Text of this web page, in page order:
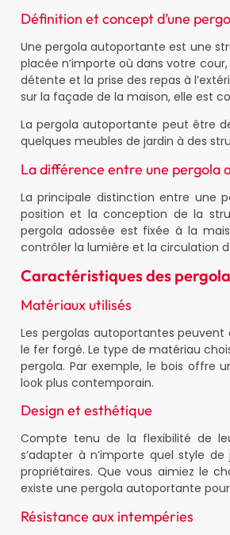
Définition et concept d’une
Une pergola autoportante est une
placée n’importe où dans votre
détente et la prise des repas à
sur la façade de la maison, elle est
La pergola autoportante peut être
quelques meubles de jardin à des
La différence entre une pergola
La principale distinction entre une
position et la conception de la
pergola adossée est fixée à la
contrôler la lumière et la circulation
Caractéristiques des
Matériaux utilisés
Les pergolas autoportantes
le fer forgé. Le type de matériau
pergola. Par exemple, le bois offre
look plus contemporain.
Design et esthétique
Compte tenu de la flexibilité de
s’adapter à n’importe quel style
propriétaires. Que vous aimiez le
existe une pergola autoportante
Résistance aux intempéries